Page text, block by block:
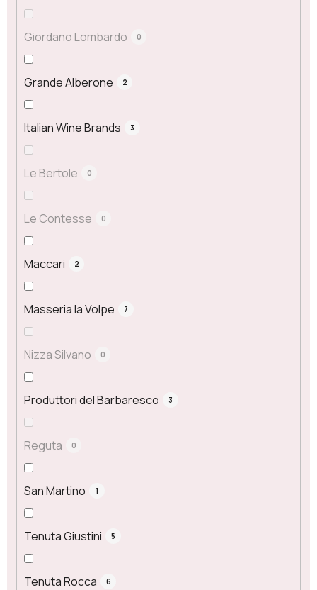
Giordano Lombardo 0
Grande Alberone 2
Italian Wine Brands 3
Le Bertole 0
Le Contesse 0
Maccari 2
Masseria la Volpe 7
Nizza Silvano 0
Produttori del Barbaresco 3
Reguta 0
San Martino 1
Tenuta Giustini 5
Tenuta Rocca 6